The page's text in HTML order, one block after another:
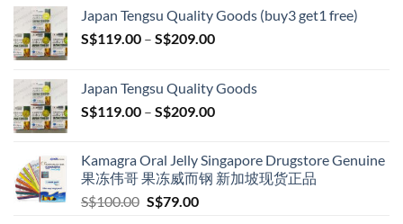
Japan Tengsu Quality Goods (buy3 get1 free)
S$119.00 – S$209.00Price
through
S$209.00
Japan Tengsu Quality Goods
S$119.00 – S$209.00Price
through
S$209.00
Kamagra Oral Jelly Singapore Drugstore Genuine
果冻伟哥 果冻威而钢 新加坡现货正品
S$100.00 Original
S$79.00Current